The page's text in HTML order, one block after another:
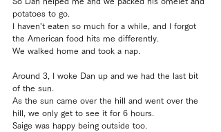
potatoes to go.
I haven’t eaten so much for a while, and I forgot
the American food hits me differently.
We walked home and took a nap.
Around 3, I woke Dan up and we had the last bit
of the sun.
As the sun came over the hill and went over the
hill, we only get to see it for 6 hours.
Saige was happy being outside too.